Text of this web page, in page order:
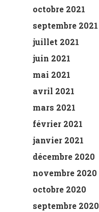
octobre 2021
septembre 2021
juillet 2021
juin 2021
mai 2021
avril 2021
mars 2021
février 2021
janvier 2021
décembre 2020
novembre 2020
octobre 2020
septembre 2020